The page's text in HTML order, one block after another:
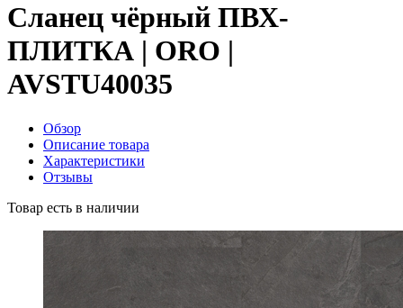
Сланец чёрный ПВХ-
ПЛИТКА | ORO |
AVSTU40035
Обзор
Описание товара
Характеристики
Отзывы
Товар есть в наличии